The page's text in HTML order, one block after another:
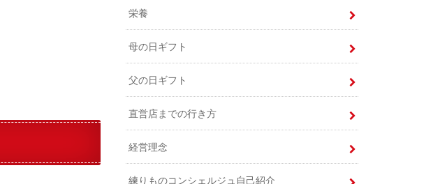
栄養
母の日ギフト
父の日ギフト
直営店までの行き方
経営理念
練りものコンシェルジュ自己紹介